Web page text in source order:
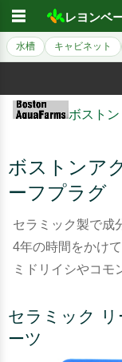
☰ レヨンベ
水槽 キャビネット
ボスト
ボストンア
ーフプラグ
セラミック製で成
4年の時間をかけ
ミドリイシやコモ
セラミック
ーツ